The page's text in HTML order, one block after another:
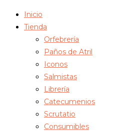
Inicio
Tienda
Orfebrería
Paños de Atril
Iconos
Salmistas
Librería
Catecumenios
Scrutatio
Consumibles